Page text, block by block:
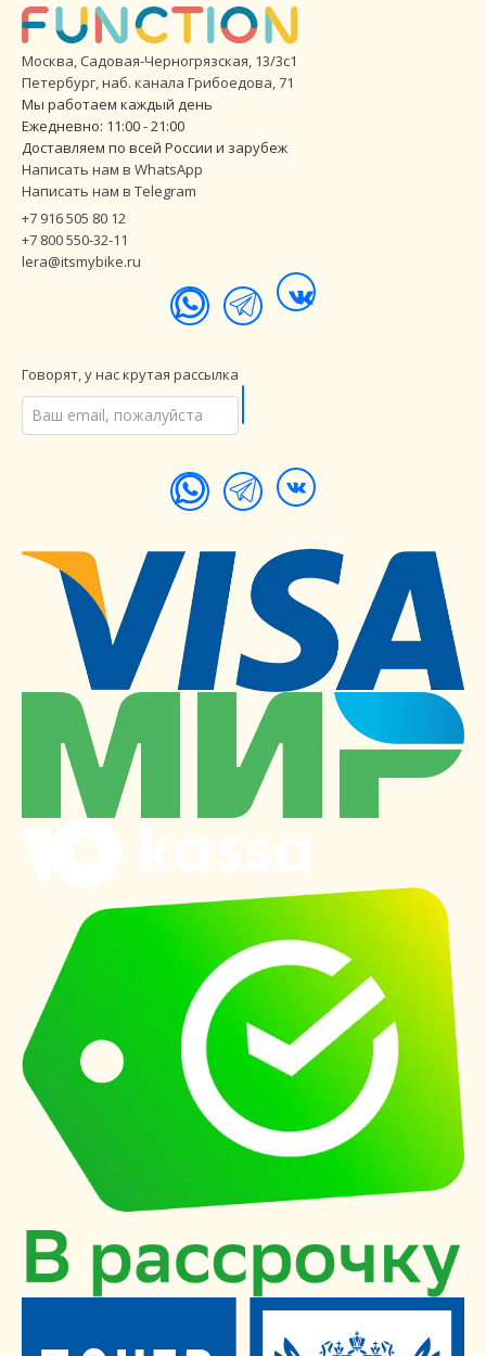
Москва, Садовая-Черногрязская, 13/3с1
Петербург,наб. канала Грибоедова, 71
Мы работаем каждый день
Ежедневно: 11:00 - 21:00
Доставляем по всей России и зарубеж
Написать нам в WhatsApp
Написать нам в Telegram
+7 916 505 80 12
+7 800 550-32-11
lera@itsmybike.ru
Говорят, у нас крутая рассылка